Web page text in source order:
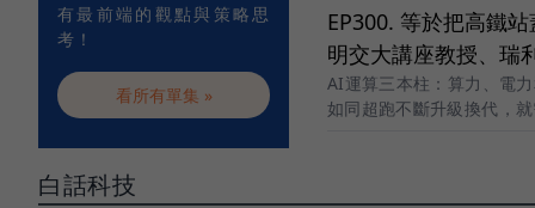
有最前端的觀點與策略思
考！
看所有單集 »
EP300. 等於把高鐵
明交大講座教授、瑞
AI運算三本柱：算力、電
如同超跑不斷升級換代，
白話科技